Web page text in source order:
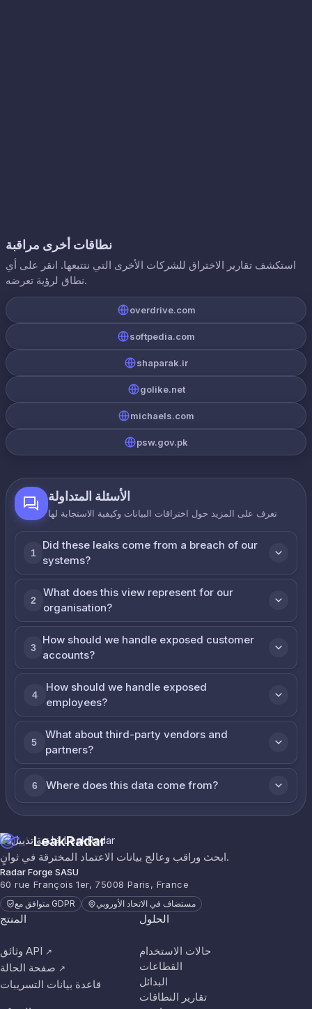
نطاقات أخرى مراقبة
استكشف تقارير الاختراق للشركات الأخرى التي نتتبعها. انقر على أي
نطاق لرؤية تعرضه.
overdrive.com
softpedia.com
shaparak.ir
golike.net
michaels.com
psw.gov.pk
الأسئلة المتداولة
تعرف على المزيد حول اختراقات البيانات وكيفية الاستجابة لها
1
Did these leaks come from a breach of our
systems?
2
What does this view represent for our
organisation?
3
How should we handle exposed customer
accounts?
4
How should we handle exposed
employees?
5
What about third-party vendors and
partners?
6 Where does this data come from?
LeakRadar
ابحث وراقب وعالج بيانات الاعتماد المخترقة في ثوانٍ.
Radar Forge SASU
60 rue François 1er, 75008 Paris, France
متوافق مع GDPR مستضاف في الاتحاد الأوروبي
المنتج
وثائق API ↗
صفحة الحالة ↗
قاعدة بيانات التسريبات
الحلول
حالات الاستخدام
القطاعات
البدائل
تقارير النطاقات